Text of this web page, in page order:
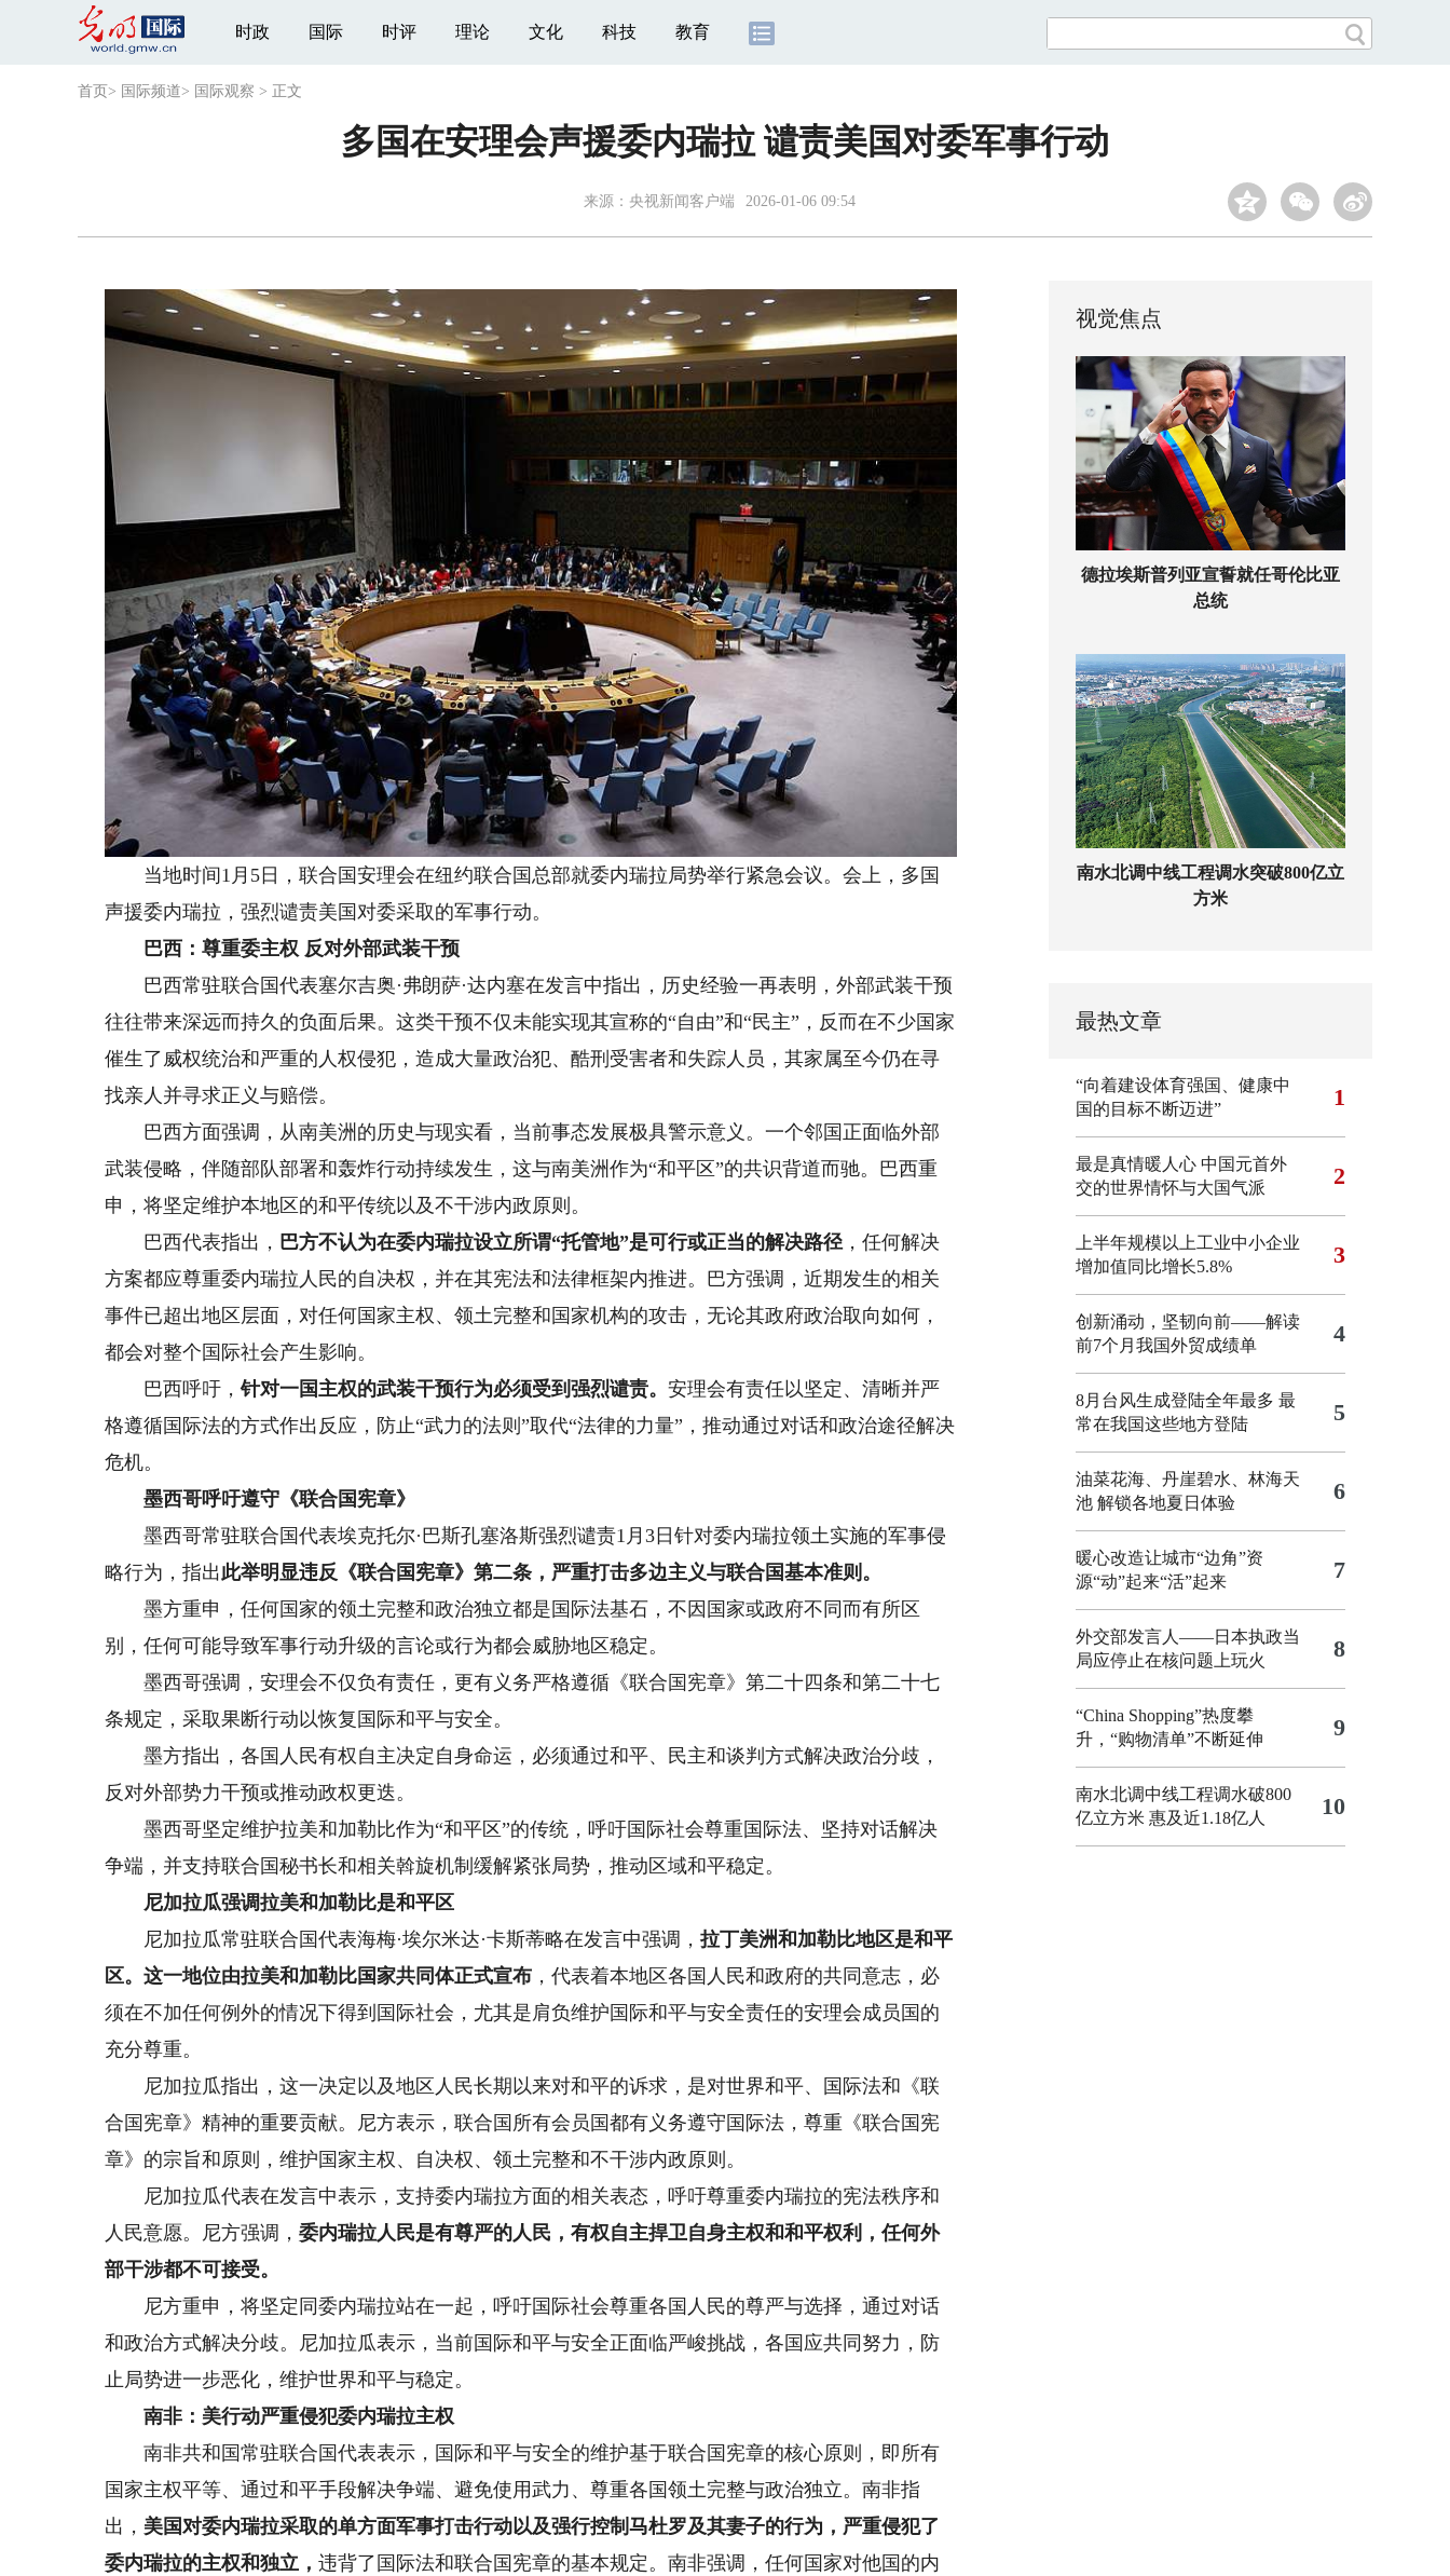
时政 国际 时评 理论 文化 科技 教育
首页 > 国际频道> 国际观察 > 正文
多国在安理会声援委内瑞拉 谴责美国对委军事行动
来源： 央视新闻客户端 2026-01-06 09:54
当地时间1月5日，联合国安理会在纽约联合国总部就委内瑞拉局势举行紧急会议。会上，多国
声援委内瑞拉，强烈谴责美国对委采取的军事行动。
巴西：尊重委主权 反对外部武装干预
巴西常驻联合国代表塞尔吉奥·弗朗萨·达内塞在发言中指出，历史经验一再表明，外部武装干预
往往带来深远而持久的负面后果。这类干预不仅未能实现其宣称的“自由”和“民主”，反而在不少国家
催生了威权统治和严重的人权侵犯，造成大量政治犯、酷刑受害者和失踪人员，其家属至今仍在寻
找亲人并寻求正义与赔偿。
巴西方面强调，从南美洲的历史与现实看，当前事态发展极具警示意义。一个邻国正面临外部
武装侵略，伴随部队部署和轰炸行动持续发生，这与南美洲作为“和平区”的共识背道而驰。巴西重
申，将坚定维护本地区的和平传统以及不干涉内政原则。
巴西代表指出， 巴方不认为在委内瑞拉设立所谓“托管地”是可行或正当的解决路径，任何解决
方案都应尊重委内瑞拉人民的自决权，并在其宪法和法律框架内推进。巴方强调，近期发生的相关
事件已超出地区层面，对任何国家主权、领土完整和国家机构的攻击，无论其政府政治取向如何，
都会对整个国际社会产生影响。
巴西呼吁，针对一国主权的武装干预行为必须受到强烈谴责。安理会有责任以坚定、清晰并严
格遵循国际法的方式作出反应，防止“武力的法则”取代“法律的力量”，推动通过对话和政治途径解决
危机。
墨西哥呼吁遵守《联合国宪章》
墨西哥常驻联合国代表埃克托尔·巴斯孔塞洛斯强烈谴责1月3日针对委内瑞拉领土实施的军事侵
略行为，指出此举明显违反《联合国宪章》第二条，严重打击多边主义与联合国基本准则。
墨方重申，任何国家的领土完整和政治独立都是国际法基石，不因国家或政府不同而有所区
别，任何可能导致军事行动升级的言论或行为都会威胁地区稳定。
墨西哥强调，安理会不仅负有责任，更有义务严格遵循《联合国宪章》第二十四条和第二十七
条规定，采取果断行动以恢复国际和平与安全。
墨方指出，各国人民有权自主决定自身命运，必须通过和平、民主和谈判方式解决政治分歧，
反对外部势力干预或推动政权更迭。
墨西哥坚定维护拉美和加勒比作为“和平区”的传统，呼吁国际社会尊重国际法、坚持对话解决
争端，并支持联合国秘书长和相关斡旋机制缓解紧张局势，推动区域和平稳定。
尼加拉瓜强调拉美和加勒比是和平区
尼加拉瓜常驻联合国代表海梅·埃尔米达·卡斯蒂略在发言中强调，拉丁美洲和加勒比地区是和平
区。这一地位由拉美和加勒比国家共同体正式宣布 ，代表着本地区各国人民和政府的共同意志，必
须在不加任何例外的情况下得到国际社会，尤其是肩负维护国际和平与安全责任的安理会成员国的
充分尊重。
尼加拉瓜指出，这一决定以及地区人民长期以来对和平的诉求，是对世界和平、国际法和《联
合国宪章》精神的重要贡献。尼方表示，联合国所有会员国都有义务遵守国际法，尊重《联合国宪
章》的宗旨和原则，维护国家主权、自决权、领土完整和不干涉内政原则。
尼加拉瓜代表在发言中表示，支持委内瑞拉方面的相关表态，呼吁尊重委内瑞拉的宪法秩序和
人民意愿。尼方强调，委内瑞拉人民是有尊严的人民，有权自主捍卫自身主权和和平权利，任何外
部干涉都不可接受。
尼方重申，将坚定同委内瑞拉站在一起，呼吁国际社会尊重各国人民的尊严与选择，通过对话
和政治方式解决分歧。尼加拉瓜表示，当前国际和平与安全正面临严峻挑战，各国应共同努力，防
止局势进一步恶化，维护世界和平与稳定。
南非：美行动严重侵犯委内瑞拉主权
南非共和国常驻联合国代表表示，国际和平与安全的维护基于联合国宪章的核心原则，即所有
国家主权平等、通过和平手段解决争端、避免使用武力、尊重各国领土完整与政治独立。南非指
出， 美国对委内瑞拉采取的单方面军事打击行动以及强行控制马杜罗及其妻子的行为，严重侵犯了
委内瑞拉的主权和独立，违背了国际法和联合国宪章的基本规定。南非强调，任何国家对他国的内
视觉焦点
德拉埃斯普列亚宣誓就任哥伦比亚
总统
南水北调中线工程调水突破800亿立
方米
最热文章
“向着建设体育强国、健康中
国的目标不断迈进”
1
最是真情暖人心 中国元首外
交的世界情怀与大国气派
2
上半年规模以上工业中小企业
增加值同比增长5.8%
3
创新涌动，坚韧向前——解读
前7个月我国外贸成绩单
4
8月台风生成登陆全年最多 最
常在我国这些地方登陆
5
油菜花海、丹崖碧水、林海天
池 解锁各地夏日体验
6
暖心改造让城市“边角”资
源“动”起来“活”起来
7
外交部发言人——日本执政当
局应停止在核问题上玩火
8
“China Shopping”热度攀
升，“购物清单”不断延伸
9
南水北调中线工程调水破800
亿立方米 惠及近1.18亿人
10